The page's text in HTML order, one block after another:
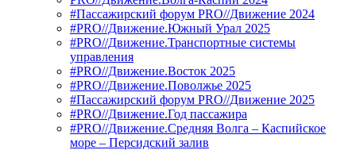
#Пассажирский форум PRO//Движение 2024
#PRO//Движение.Южный Урал 2025
#PRO//Движение.Транспортные системы
управления
#PRO//Движение.Восток 2025
#PRO//Движение.Поволжье 2025
#Пассажирский форум PRO//Движение 2025
#PRO//Движение.Год пассажира
#PRO//Движение.Средняя Волга – Каспийское
море – Персидский залив